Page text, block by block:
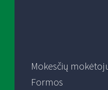
Mokesčių
Formos